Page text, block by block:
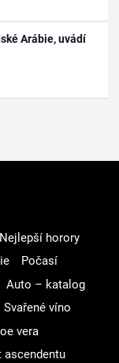
Arábie, uvádí
Nejlepší horory
Počasí
Auto – katalog
Svařené víno
vera
ascendentu